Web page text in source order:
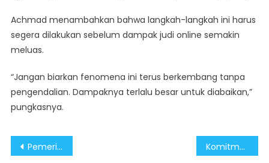
Achmad menambahkan bahwa langkah-langkah ini harus
segera dilakukan sebelum dampak judi online semakin
meluas.
“Jangan biarkan fenomena ini terus berkembang tanpa
pengendalian. Dampaknya terlalu besar untuk diabaikan,”
pungkasnya.
Post
Pemerintah Pastikan Inpres CASN Segera Terbit, Masyarakat Diminta Tenang dan Tidak Terprovokasi Komitmen Perjuangkan Nasib Pengemudi Online, Pemerintah Dorong Perusahaan Bayar THR